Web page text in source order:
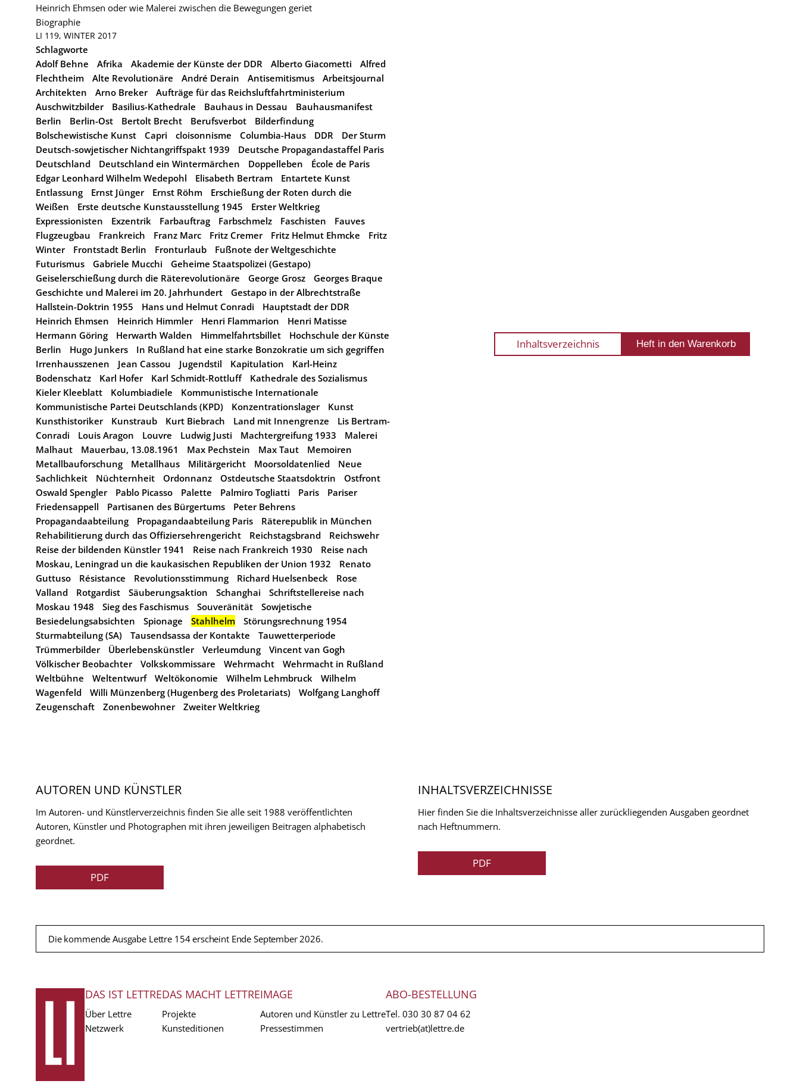
Heinrich Ehmsen oder wie Malerei zwischen die Bewegungen geriet
Biographie
LI 119, WINTER 2017
Schlagworte
Adolf Behne
Afrika Akademie der Künste der DDR Alberto Giacometti
Alfred
Flechtheim
Alte Revolutionäre André Derain Antisemitismus
Arbeitsjournal
Architekten
Arno Breker
Aufträge für das Reichsluftfahrtministerium
Auschwitzbilder
Basilius-Kathedrale Bauhaus in Dessau
Bauhausmanifest
Berlin
Berlin-Ost Bertolt Brecht Berufsverbot
Bilderfindung
Bolschewistische Kunst
Capri cloisonnisme Columbia-Haus DDR
Der Sturm
Deutsch-sowjetischer Nichtangriffspakt 1939
Deutsche Propagandastaffel Paris
Deutschland
Deutschland ein Wintermärchen Doppelleben
École de Paris
Edgar Leonhard Wilhelm Wedepohl
Elisabeth Bertram
Entartete Kunst
Entlassung
Ernst Jünger Ernst Röhm
Erschießung der Roten durch die
Weißen
Erste deutsche Kunstausstellung 1945
Erster Weltkrieg
Expressionisten
Exzentrik Farbauftrag Farbschmelz Faschisten
Fauves
Flugzeugbau
Frankreich Franz Marc Fritz Cremer Fritz Helmut Ehmcke
Fritz
Winter
Frontstadt Berlin Fronturlaub
Fußnote der Weltgeschichte
Futurismus
Gabriele Mucchi
Geheime Staatspolizei (Gestapo)
Geiselerschießung durch die Räterevolutionäre
George Grosz
Georges Braque
Geschichte und Malerei im 20. Jahrhundert
Gestapo in der Albrechtstraße
Hallstein-Doktrin 1955
Hans und Helmut Conradi
Hauptstadt der DDR
Heinrich Ehmsen
Heinrich Himmler Henri Flammarion
Henri Matisse
Hermann Göring
Herwarth Walden Himmelfahrtsbillet
Hochschule der Künste
Berlin
Hugo Junkers
In Rußland hat eine starke Bonzokratie um sich gegriffen
Irrenhausszenen
Jean Cassou Jugendstil Kapitulation
Karl-Heinz
Bodenschatz
Karl Hofer Karl Schmidt-Rottluff
Kathedrale des Sozialismus
Kieler Kleeblatt
Kolumbiadiele
Kommunistische Internationale
Kommunistische Partei Deutschlands (KPD)
Konzentrationslager
Kunst
Kunsthistoriker
Kunstraub Kurt Biebrach Land mit Innengrenze
Lis Bertram-
Conradi
Louis Aragon Louvre Ludwig Justi Machtergreifung 1933
Malerei
Malhaut
Mauerbau, 13.08.1961 Max Pechstein Max Taut
Memoiren
Metallbauforschung
Metallhaus Militärgericht Moorsoldatenlied
Neue
Sachlichkeit
Nüchternheit Ordonnanz Ostdeutsche Staatsdoktrin
Ostfront
Oswald Spengler
Pablo Picasso Palette Palmiro Togliatti Paris
Pariser
Friedensappell
Partisanen des Bürgertums
Peter Behrens
Propagandaabteilung
Propagandaabteilung Paris
Räterepublik in München
Rehabilitierung durch das Offiziersehrengericht
Reichstagsbrand
Reichswehr
Reise der bildenden Künstler 1941
Reise nach Frankreich 1930
Reise nach
Moskau, Leningrad un die kaukasischen Republiken der Union 1932
Renato
Guttuso
Résistance Revolutionsstimmung Richard Huelsenbeck
Rose
Valland
Rotgardist Säuberungsaktion Schanghai
Schriftstellereise nach
Moskau 1948
Sieg des Faschismus Souveränität
Sowjetische
Besiedelungsabsichten
Spionage Stahlhelm
Störungsrechnung 1954
Sturmabteilung (SA)
Tausendsassa der Kontakte
Tauwetterperiode
Trümmerbilder
Überlebenskünstler Verleumdung
Vincent van Gogh
Völkischer Beobachter
Volkskommissare Wehrmacht
Wehrmacht in Rußland
Weltbühne
Weltentwurf Weltökonomie Wilhelm Lehmbruck
Wilhelm
Wagenfeld
Willi Münzenberg (Hugenberg des Proletariats)
Wolfgang Langhoff
Zeugenschaft
Zonenbewohner Zweiter Weltkrieg
Inhaltsverzeichnis
AUTOREN UND KÜNSTLER
Im Autoren- und Künstlerverzeichnis finden Sie alle seit 1988 veröffentlichten
Autoren, Künstler und Photographen mit ihren jeweiligen Beitragen alphabetisch
geordnet.
PDF
INHALTSVERZEICHNISSE
Hier finden Sie die Inhaltsverzeichnisse aller zurückliegenden Ausgaben geordnet
nach Heftnummern.
PDF
Die kommende Ausgabe Lettre 154 erscheint Ende September 2026.
FUSSZEILE
DAS IST LETTRE
Über Lettre
Netzwerk
DAS MACHT LETTRE
Projekte
Kunsteditionen
IMAGE
Autoren und Künstler zu Lettre
Pressestimmen
ABO-BESTELLUNG
Tel. 030 30 87 04 62
vertrieb(at)lettre.de